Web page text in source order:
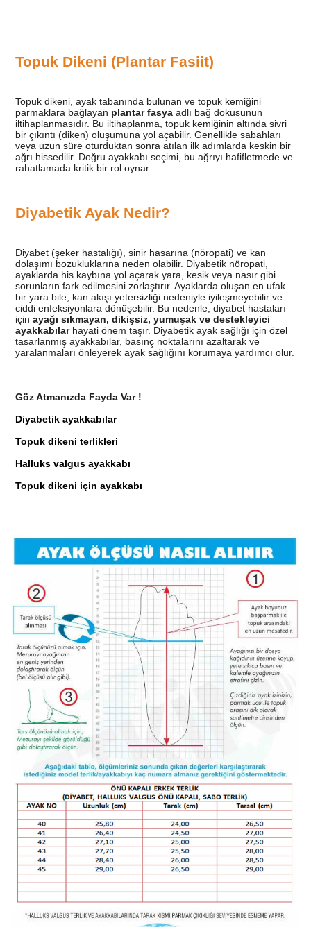
Topuk Dikeni (Plantar Fasiit)
Topuk dikeni, ayak tabanında bulunan ve topuk kemiğini
parmaklara bağlayan plantar fasyaadlı bağ dokusunun
iltihaplanmasıdır. Bu iltihaplanma, topuk kemiğinin altında sivri
bir çıkıntı (diken) oluşumuna yol açabilir. Genellikle sabahları
veya uzun süre oturduktan sonra atılan ilk adımlarda keskin bir
ağrı hissedilir. Doğru ayakkabı seçimi, bu ağrıyı hafifletmede ve
rahatlamada kritik bir rol oynar.
Diyabetik Ayak Nedir?
Diyabet (şeker hastalığı), sinir hasarına (nöropati) ve kan
dolaşımı bozukluklarına neden olabilir. Diyabetik nöropati,
ayaklarda his kaybına yol açarak yara, kesik veya nasır gibi
sorunların fark edilmesini zorlaştırır. Ayaklarda oluşan en ufak
bir yara bile, kan akışı yetersizliği nedeniyle iyileşmeyebilir ve
ciddi enfeksiyonlara dönüşebilir. Bu nedenle, diyabet hastaları
için ayağı sıkmayan, dikişsiz, yumuşak ve destekleyici
ayakkabılarhayati önem taşır. Diyabetik ayak sağlığı için özel
tasarlanmış ayakkabılar, basınç noktalarını azaltarak ve
yaralanmaları önleyerek ayak sağlığını korumaya yardımcı olur.
Göz Atmanızda Fayda Var !
Diyabetik ayakkabılar
Topuk dikeni terlikleri
Halluks valgus ayakkabı
Topuk dikeni için ayakkabı